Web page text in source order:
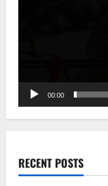
00:00
RECENT POSTS